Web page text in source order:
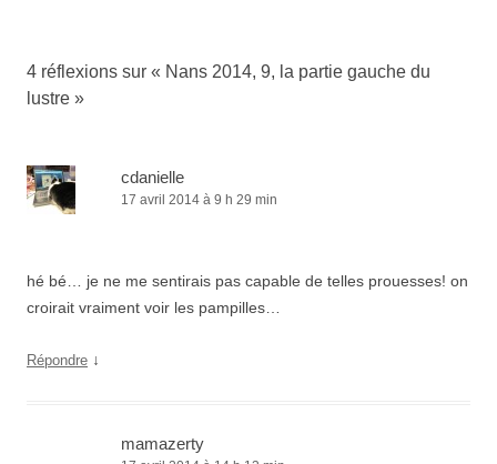
4 réflexions sur « Nans 2014, 9, la partie gauche du
lustre »
cdanielle
17 avril 2014 à 9 h 29 min
hé bé… je ne me sentirais pas capable de telles prouesses! on
croirait vraiment voir les pampilles…
Répondre ↓
mamazerty